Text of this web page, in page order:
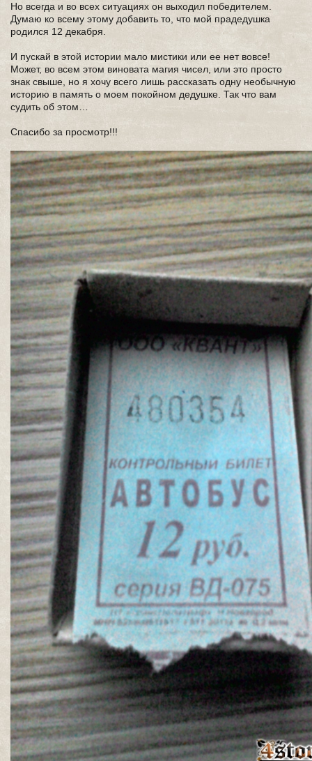
Но всегда и во всех ситуациях он выходил победителем.
Думаю ко всему этому добавить то, что мой прадедушка
родился 12 декабря.
И пускай в этой истории мало мистики или ее нет вовсе!
Может, во всем этом виновата магия чисел, или это просто
знак свыше, но я хочу всего лишь рассказать одну необычную
историю в память о моем покойном дедушке. Так что вам
судить об этом…
Спасибо за просмотр!!!